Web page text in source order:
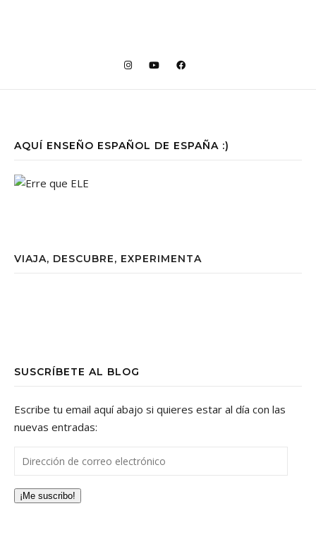
AQUÍ ENSEÑO ESPAÑOL DE ESPAÑA :)
VIAJA, DESCUBRE, EXPERIMENTA
SUSCRÍBETE AL BLOG
Escribe tu email aquí abajo si quieres estar al día con las
nuevas entradas:
Dirección de correo electrónico
¡Me suscribo!